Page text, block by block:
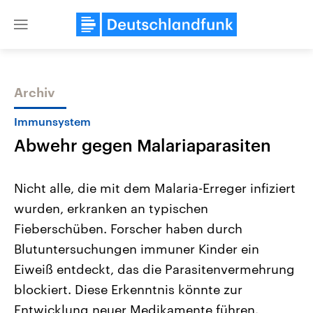
Close
Themen
Landtagswahl Sachsen-Anhalt
2026
Alle Informationen
Sachsen-Anhalt wählt am 6.
September 2026 einen neuen
Bundesland von einer Koalition aus
USA
Aktuelle Beiträge,
Hintergründe
Wirtschaftlich und
gehören die Vereinigten
mit großem Einfluss auf
Archiv
Immunsystem
Abwehr gegen Malariaparasiten
Nicht alle, die mit dem Malaria-Erreger infiziert
wurden, erkranken an typischen
Fieberschüben. Forscher haben durch
Blutuntersuchungen immuner Kinder ein
Eiweiß entdeckt, das die Parasitenvermehrung
blockiert. Diese Erkenntnis könnte zur
Entwicklung neuer Medikamente führen.